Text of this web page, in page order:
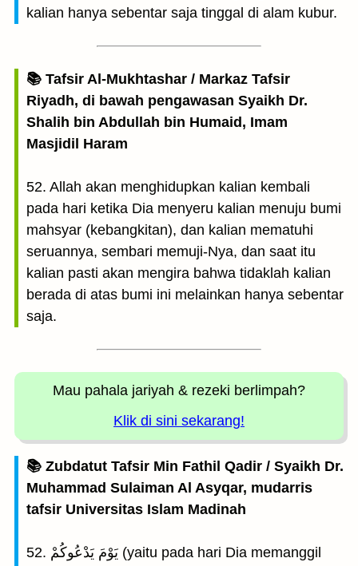
kalian hanya sebentar saja tinggal di alam kubur.
📚 Tafsir Al-Mukhtashar / Markaz Tafsir
Riyadh, di bawah pengawasan Syaikh Dr.
Shalih bin Abdullah bin Humaid, Imam
Masjidil Haram
52. Allah akan menghidupkan kalian kembali
pada hari ketika Dia menyeru kalian menuju bumi
mahsyar (kebangkitan), dan kalian mematuhi
seruannya, sembari memuji-Nya, dan saat itu
kalian pasti akan mengira bahwa tidaklah kalian
berada di atas bumi ini melainkan hanya sebentar
saja.
Mau pahala jariyah & rezeki berlimpah?
Klik di sini sekarang!
📚 Zubdatut Tafsir Min Fathil Qadir / Syaikh Dr.
Muhammad Sulaiman Al Asyqar, mudarris
tafsir Universitas Islam Madinah
52. يَوْمَ يَدْعُوكُمْ (yaitu pada hari Dia memanggil